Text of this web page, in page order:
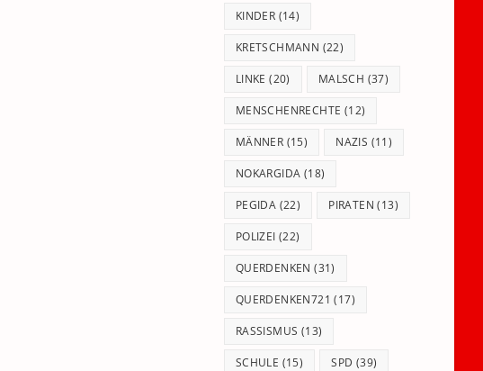
KINDER (14)
KRETSCHMANN (22)
LINKE (20) MALSCH (37)
MENSCHENRECHTE (12)
MÄNNER (15) NAZIS (11)
NOKARGIDA (18)
PEGIDA (22) PIRATEN (13)
POLIZEI (22)
QUERDENKEN (31)
QUERDENKEN721 (17)
RASSISMUS (13)
SCHULE (15) SPD (39)